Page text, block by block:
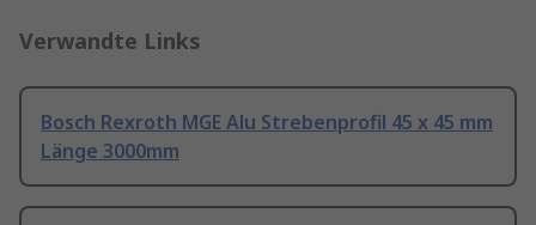
Verwandte Links
Bosch Rexroth MGE Alu Strebenprofil 45 x 45 mm
Länge 3000mm